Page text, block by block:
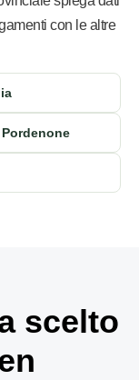
con le altre
scelto